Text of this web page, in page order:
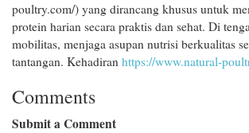
poultry.com/) yang dirancang khusus untuk
protein harian secara praktis dan sehat. Di
mobilitas, menjaga asupan nutrisi berkualitas
tantangan. Kehadiran https://www.natural-
Comments
Submit a Comment